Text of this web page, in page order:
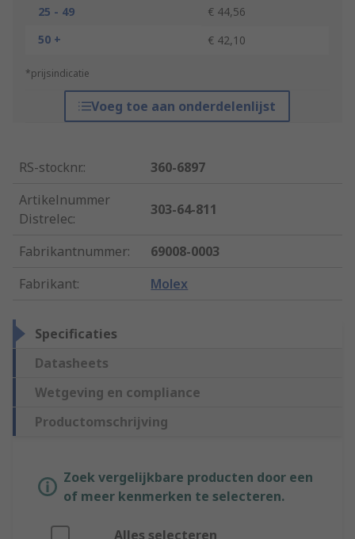
25 - 49
€ 44,56
50 +
€ 42,10
*prijsindicatie
Voeg toe aan onderdelenlijst
RS-stocknr.:
360-6897
Artikelnummer
Distrelec:
303-64-811
Fabrikantnummer:
69008-0003
Fabrikant: Molex
Specificaties
Datasheets
Wetgeving en compliance
Productomschrijving
Zoek vergelijkbare producten door een
of meer kenmerken te selecteren.
Alles selecteren